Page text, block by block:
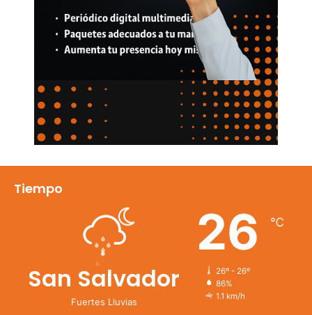
Tiempo
San Salvador
Fuertes Lluvias
26 ℃
26º - 26º
86%
1.1 km/h